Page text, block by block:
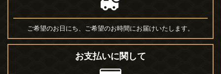
ご希望のお日にち、ご希望のお時間にお届けいたします。
お支払いに関して